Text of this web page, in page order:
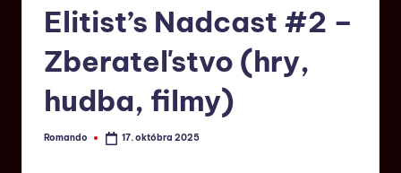
Elitist’s Nadcast #2 –
Zberateľstvo (hry,
hudba, filmy)
Romando 17. októbra 2025